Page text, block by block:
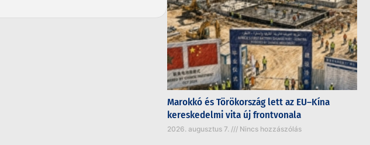
Marokkó és Törökország lett az EU–Kína
kereskedelmi vita új frontvonala
2026. augusztus 7. Nincs hozzászólás